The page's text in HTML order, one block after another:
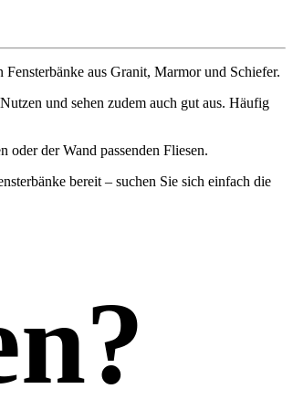
aus Granit, Marmor und Schiefer.
und sehen zudem auch gut aus. Häufig
oder der Wand passenden Fliesen.
bereit – suchen Sie sich einfach die